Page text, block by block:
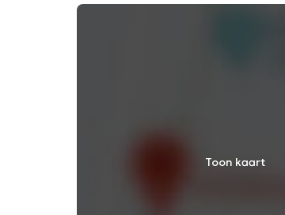
Toon kaart